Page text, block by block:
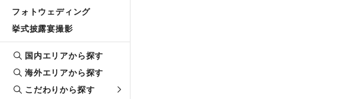
フォトウェディング
挙式披露宴撮影
国内エリアから探す
海外エリアから探す
こだわりから探す